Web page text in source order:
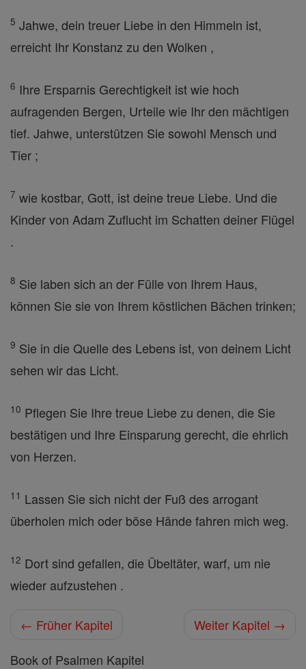
5 Jahwe, dein treuer Liebe in den Himmeln ist,
erreicht Ihr Konstanz zu den Wolken ,
6 Ihre Ersparnis Gerechtigkeit ist wie hoch
aufragenden Bergen, Urteile wie Ihr den mächtigen
tief. Jahwe, unterstützen Sie sowohl Mensch und
Tier ;
7 wie kostbar, Gott, ist deine treue Liebe. Und die
Kinder von Adam Zuflucht im Schatten deiner Flügel
.
8 Sie laben sich an der Fülle von Ihrem Haus,
können Sie sie von Ihrem köstlichen Bächen trinken;
9 Sie in die Quelle des Lebens ist, von deinem Licht
sehen wir das Licht.
10 Pflegen Sie Ihre treue Liebe zu denen, die Sie
bestätigen und Ihre Einsparung gerecht, die ehrlich
von Herzen.
11 Lassen Sie sich nicht der Fuß des arrogant
überholen mich oder böse Hände fahren mich weg.
12 Dort sind gefallen, die Übeltäter, warf, um nie
wieder aufzustehen .
← Früher Kapitel
Weiter Kapitel →
Book of Psalmen Kapitel